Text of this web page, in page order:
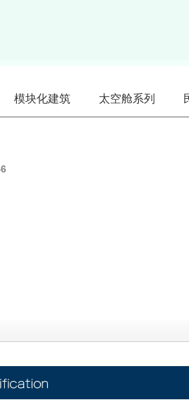
模块化建筑 太空舱系列